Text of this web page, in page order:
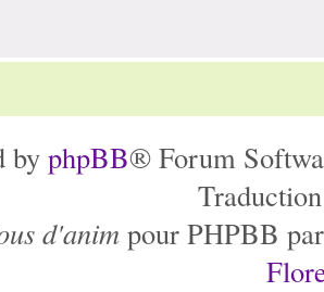
by phpBB® Forum
d'anim pour PHPBB